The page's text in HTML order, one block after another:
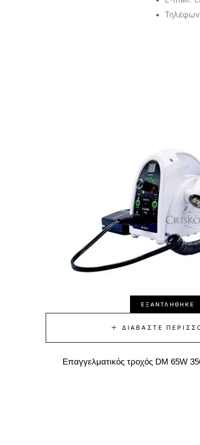
ΕΞΑΝΤΛΉΘΗΚΕ
ΔΙΑΒΆΣΤΕ
Επαγγελματικός τροχός DM 65W